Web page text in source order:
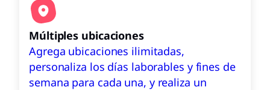
Múltiples ubicaciones
Agrega ubicaciones ilimitadas,
personaliza los días laborables y fines de
semana para cada una, y realiza un